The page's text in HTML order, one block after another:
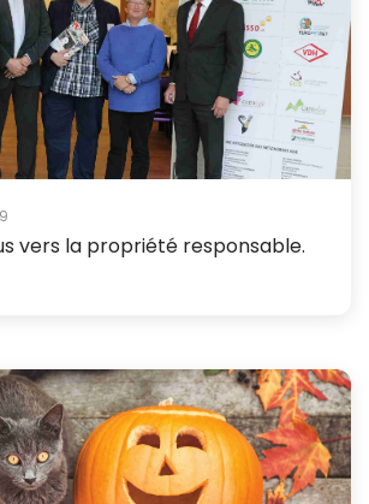
vers la propriété responsable.